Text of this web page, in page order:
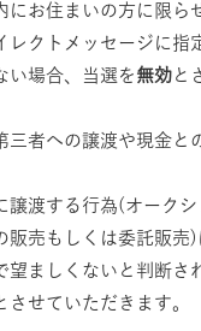
お住まいの方に限ら
クトメッセージに指
い場合、当選を 無効 と
者への譲渡や現金と
渡する行為(オークシ
販売もしくは委託販売)
ましくないと判断さ
させていただきます。